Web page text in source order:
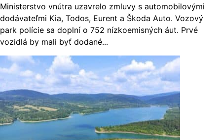
Ministerstvo vnútra uzavrelo zmluvy s automobilovými
dodávateľmi Kia, Todos, Eurent a Škoda Auto. Vozový
park polície sa doplní o 752 nízkoemisných áut. Prvé
vozidlá by mali byť dodané...